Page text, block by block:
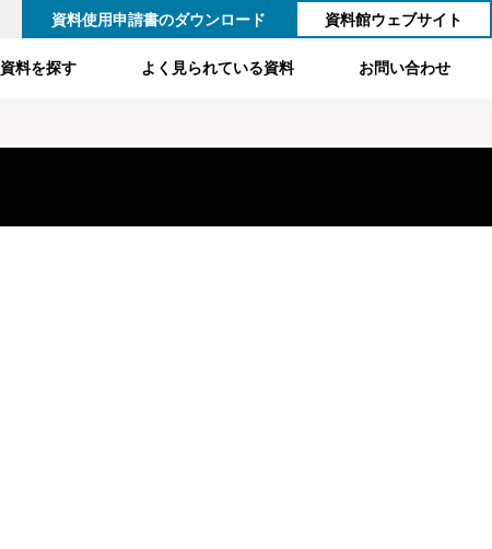
資料使用申請書のダウンロード 資料館ウェブサイト
資料を探す よく見られている資料 お問い合わせ